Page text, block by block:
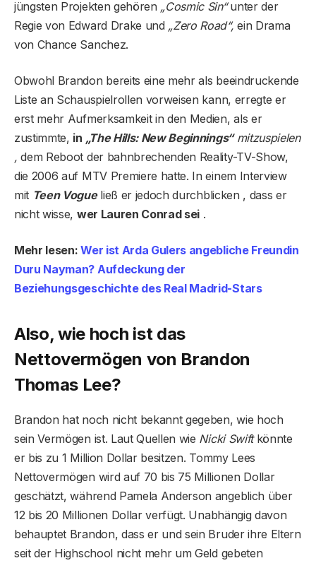
jüngsten Projekten gehören „Cosmic Sin“unter der
Regie von Edward Drake und „Zero Road“, ein Drama
von Chance Sanchez.
Obwohl Brandon bereits eine mehr als beeindruckende
Liste an Schauspielrollen vorweisen kann, erregte er
erst mehr Aufmerksamkeit in den Medien, als er
zustimmte, in „The Hills: New Beginnings“mitzuspielen
, dem Reboot der bahnbrechenden Reality-TV-Show,
die 2006 auf MTV Premiere hatte. In einem Interview
mit Teen Vogueließ er jedoch durchblicken , dass er
nicht wisse, wer Lauren Conrad sei .
Mehr lesen:Wer ist Arda Gulers angebliche Freundin
Duru Nayman? Aufdeckung der
Beziehungsgeschichte des Real Madrid-Stars
Also, wie hoch ist das
Nettovermögen von Brandon
Thomas Lee?
Brandon hat noch nicht bekannt gegeben, wie hoch
sein Vermögen ist. Laut Quellen wie Nicki Swiftkönnte
er bis zu 1 Million Dollar besitzen. Tommy Lees
Nettovermögen wird auf 70 bis 75 Millionen Dollar
geschätzt, während Pamela Anderson angeblich über
12 bis 20 Millionen Dollar verfügt. Unabhängig davon
behauptet Brandon, dass er und sein Bruder ihre Eltern
seit der Highschool nicht mehr um Geld gebeten